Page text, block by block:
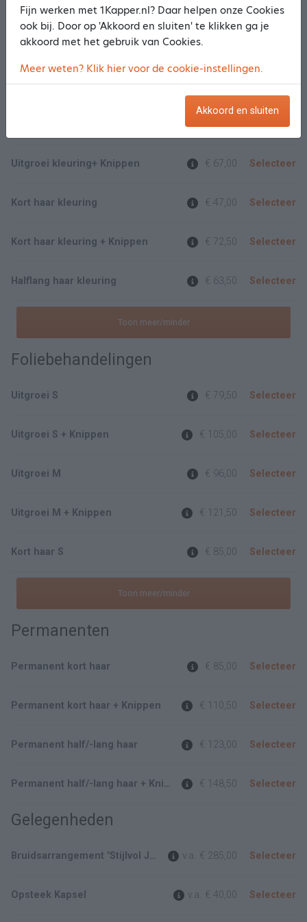
Bijwerken baard € 9,00 Selecteer
Kleuren
€ 41,50 Selecteer
Uitgroei kleuring+ Knippen € 67,00 Selecteer
Kort haar kleuring € 47,00 Selecteer
Kort haar kleuring + Knippen € 72,50 Selecteer
Halflang haar kleuring € 63,50 Selecteer
Toon meer/minder
Foliebehandelingen
Uitgroei S € 79,50 Selecteer
Uitgroei S + Knippen € 105,00 Selecteer
Uitgroei M € 96,00 Selecteer
Uitgroei M + Knippen € 121,50 Selecteer
Kort haar S € 85,00 Selecteer
Toon meer/minder
Permanenten
Permanent kort haar € 85,00 Selecteer
Permanent kort haar + Knippen € 110,50 Selecteer
Permanent half/-lang haar € 123,00 Selecteer
Permanent half/-lang haar + Knippen € 148,50 Selecteer
Gelegenheden
Bruidsarrangement "Stijlvol Ja" Kennismakingsgesprek v.a. € 285,00 Selecteer
Opsteek Kapsel v.a. € 40,00 Selecteer
Fijn werken met 1Kapper.nl? Daar helpen onze Cookies
ook bij. Door op 'Akkoord en sluiten' te klikken ga je
akkoord met het gebruik van Cookies.
Meer weten? Klik hier voor de cookie-instellingen.
Akkoord en sluiten